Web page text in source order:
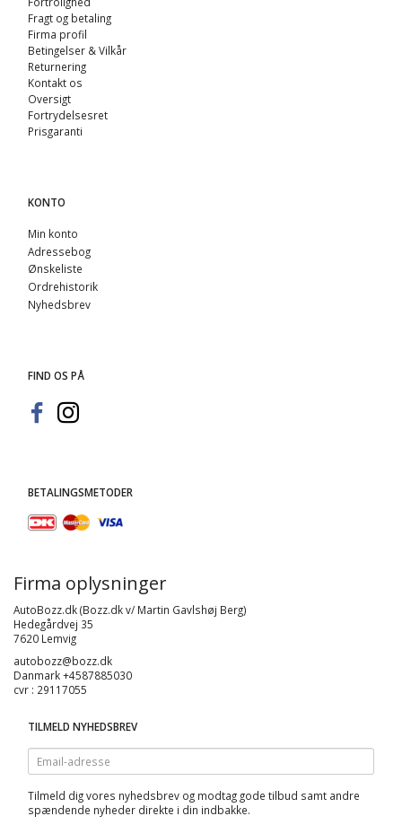
Fragt og betaling
Firma profil
Betingelser & Vilkår
Returnering
Kontakt os
Oversigt
Fortrydelsesret
Prisgaranti
KONTO
Min konto
Adressebog
Ønskeliste
Ordrehistorik
Nyhedsbrev
FIND OS PÅ
BETALINGSMETODER
Firma oplysninger
AutoBozz.dk (Bozz.dk v/ Martin Gavlshøj Berg)
Hedegårdvej 35
7620 Lemvig
autobozz@bozz.dk
Danmark +4587885030
cvr : 29117055
TILMELD NYHEDSBREV
Email-
adresse
Tilmeld dig vores nyhedsbrev og modtag gode tilbud samt andre
spændende nyheder direkte i din indbakke.